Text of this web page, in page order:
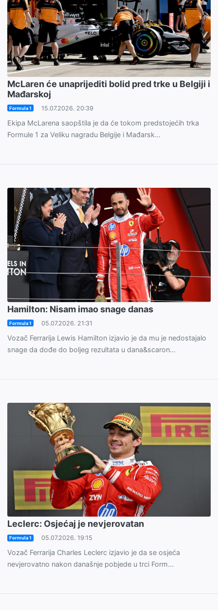
McLaren će unaprijediti bolid pred trke u Belgiji i
Mađarskoj
Formula 1 15.07.2026. 20:39
Ekipa McLarena saopštila je da će tokom predstojećih trka
Formule 1 za Veliku nagradu Belgije i Mađarsk...
Hamilton: Nisam imao snage danas
Formula 1 05.07.2026. 21:31
Vozač Ferrarija Lewis Hamilton izjavio je da mu je nedostajalo
snage da dođe do boljeg rezultata u dana&scaron...
Leclerc: Osjećaj je nevjerovatan
Formula 1 05.07.2026. 19:15
Vozač Ferrarija Charles Leclerc izjavio je da se osjeća
nevjerovatno nakon današnje pobjede u trci Form...